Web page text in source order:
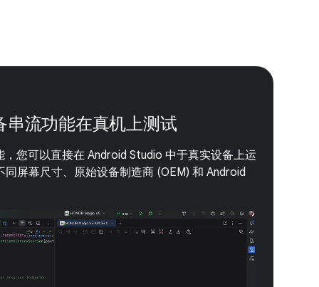
流功能在真机上测试
您可以直接在 Android Studio 中于真实设备上运
屏幕尺寸、原始设备制造商 (OEM) 和 Android